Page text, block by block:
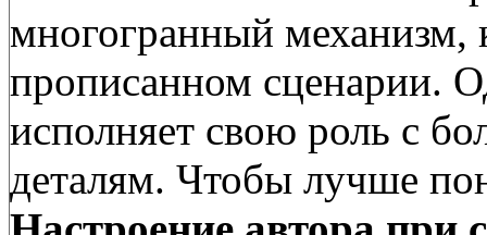
многогранный механизм,
прописанном сценарии.
исполняет свою роль с
деталям. Чтобы лучше